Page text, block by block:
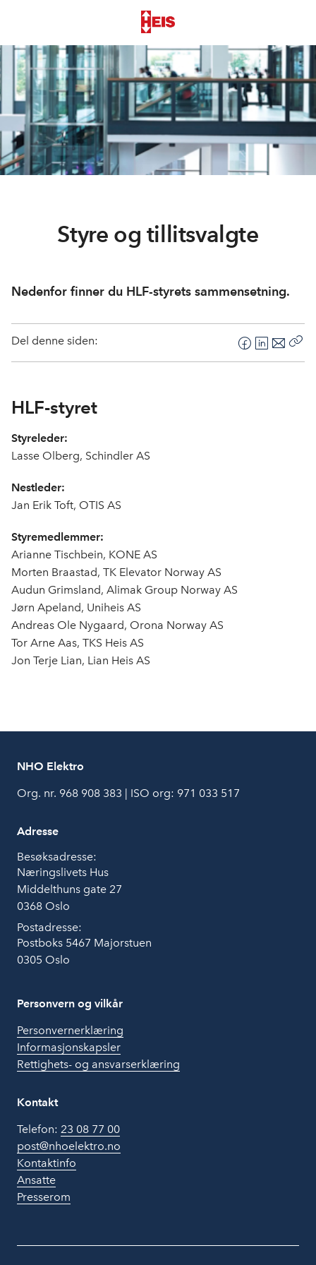
Styre og tillitsvalgte
Nedenfor finner du HLF-styrets sammensetning.
Del denne siden:
F
a
L
i
E
-
HLF-styret
Styreleder:
Lasse Olberg, Schindler AS
Nestleder:
Jan Erik Toft, OTIS AS
Styremedlemmer:
Arianne Tischbein, KONE AS
Morten Braastad, TK Elevator Norway AS
Audun Grimsland, Alimak Group Norway AS
Jørn Apeland, Uniheis AS
Andreas Ole Nygaard, Orona Norway AS
Tor Arne Aas, TKS Heis AS
Jon Terje Lian, Lian Heis AS
NHO Elektro
Org. nr. 968 908 383 | ISO org: 971 033 517
Adresse
Besøksadresse:
Næringslivets Hus
Middelthuns gate 27
0368 Oslo
Postadresse:
Postboks 5467 Majorstuen
0305 Oslo
Personvern og vilkår
Personvernerklæring
Informasjonskapsler
Rettighets- og ansvarserklæring
Kontakt
Telefon: 23 08 77 00
post@nhoelektro.no
Kontaktinfo
Ansatte
Presserom